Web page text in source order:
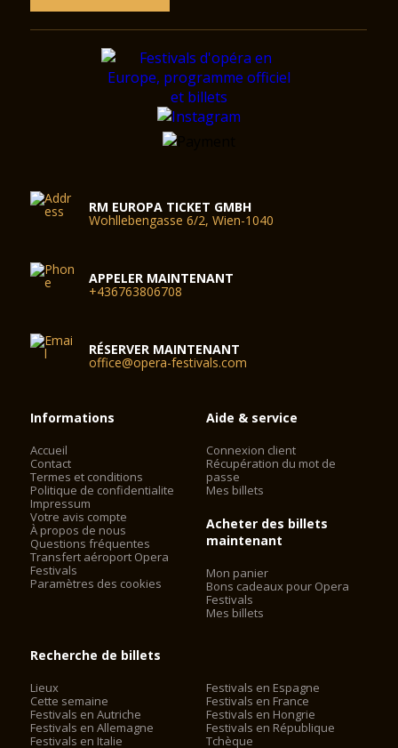
RM EUROPA TICKET GMBH
Wohllebengasse 6/2, Wien-1040
APPELER MAINTENANT
+436763806708
RÉSERVER MAINTENANT
office@opera-festivals.com
Informations
Accueil
Contact
Termes et conditions
Politique de confidentialite
Impressum
Votre avis compte
À propos de nous
Questions fréquentes
Transfert aéroport Opera
Festivals
Paramètres des cookies
Aide & service
Connexion client
Récupération du mot de
passe
Mes billets
Acheter des billets
maintenant
Mon panier
Bons cadeaux pour Opera
Festivals
Mes billets
Recherche de billets
Lieux
Cette semaine
Festivals en Autriche
Festivals en Allemagne
Festivals en Italie
Festivals en Espagne
Festivals en France
Festivals en Hongrie
Festivals en République
Tchèque